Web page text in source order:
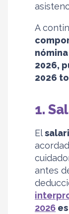
A
2026,
2026
1.
El
antes
2026